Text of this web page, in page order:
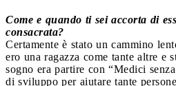
Come e quando ti sei accorta di
consacrata?
Certamente è stato un cammino
ero una ragazza come tante altre e
sogno era partire con “Medici
di sviluppo per aiutare tante